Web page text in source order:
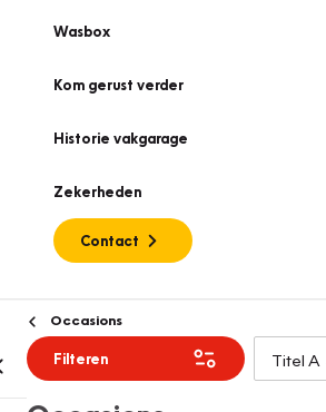
Wasbox
Kom gerust verder
Historie vakgarage
Zekerheden
Contact
Occasions
Filteren